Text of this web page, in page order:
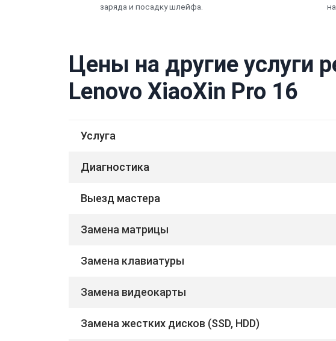
заряда и посадку шлейфа.
Цены на другие услуги
Lenovo XiaoXin Pro 16
Услуга
Диагностика
Выезд мастера
Замена матрицы
Замена клавиатуры
Замена видеокарты
Замена жестких дисков (SSD, HDD)